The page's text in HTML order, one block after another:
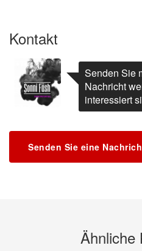
Kontakt
Senden Sie
Nachricht
interessiert
Senden Sie eine
Ähnliche